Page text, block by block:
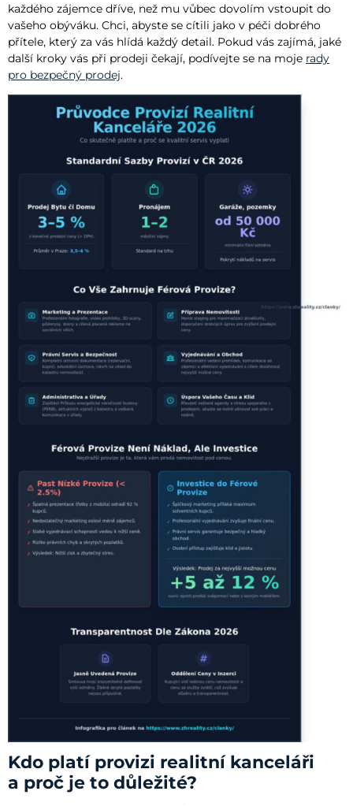
každého zájemce dříve, než mu vůbec dovolím vstoupit do
vašeho obýváku. Chci, abyste se cítili jako v péči dobrého
přítele, který za vás hlídá každý detail. Pokud vás zajímá, jaké
další kroky vás při prodeji čekají, podívejte se na moje rady
pro bezpečný prodej.
Kdo platí provizi realitní kanceláři
a proč je to důležité?